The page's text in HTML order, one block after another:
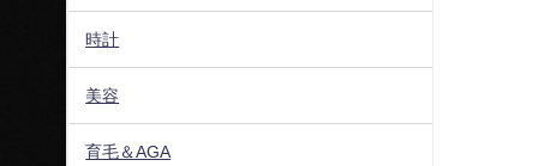
時計
美容
育毛＆AGA